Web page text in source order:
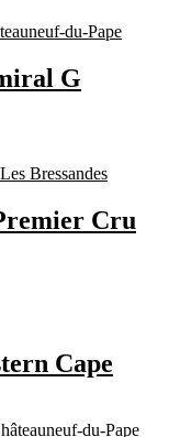
G
Cru
Cape